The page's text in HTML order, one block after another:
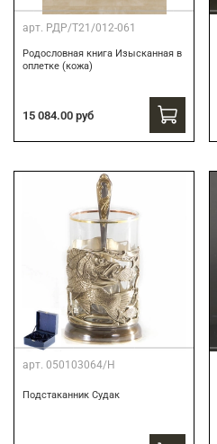
арт. РДР/Т21/012-061
Родословная книга Изысканная в
оплетке (кожа)
15 084.00 руб
арт. 050103064/Н
Подстаканник Судак